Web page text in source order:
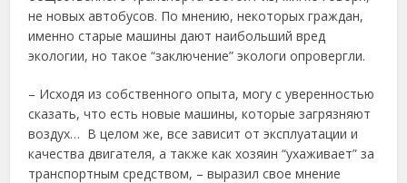
не новых автобусов. По мнению, некоторых граждан,
именно старые машины дают наибольший вред
экологии, но такое “заключение” экологи опровергли.
– Исходя из собственного опыта, могу с уверенностью
сказать, что есть новые машины, которые загрязняют
воздух… В целом же, все зависит от эксплуатации и
качества двигателя, а также как хозяин “ухаживает” за
транспортным средством, – выразил свое мнение